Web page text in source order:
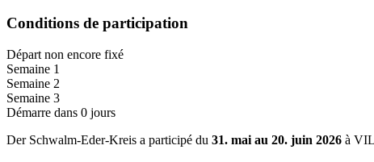
Conditions de participation
Départ non encore fixé
Semaine 1
Semaine 2
Semaine 3
Démarre dans 0 jours
Der Schwalm-Eder-Kreis a participé du 31. mai au 20. juin 2026 à